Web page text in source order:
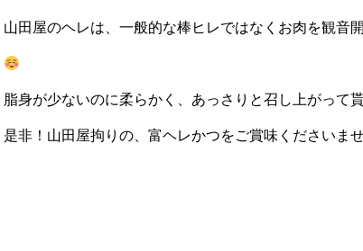
山田屋のヘレは、一般的な棒ヒレではなくお肉を観音
脂身が少ないのに柔らかく、あっさりと召し上がって
是非！山田屋拘りの、富ヘレかつをご賞味くださいま